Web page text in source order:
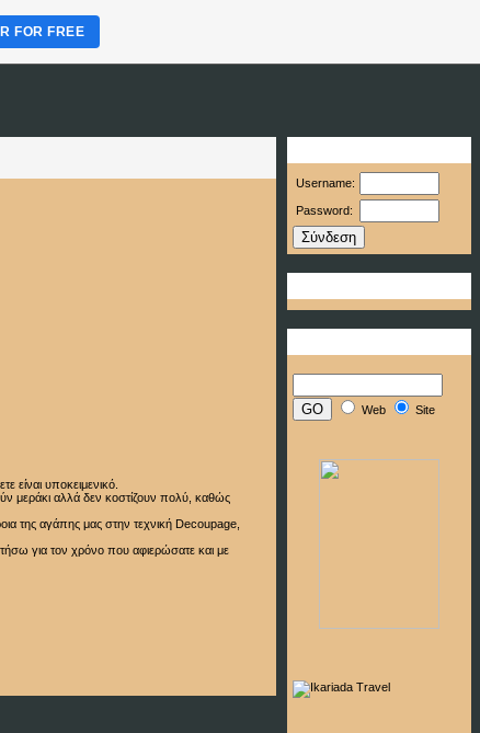
είναι υποκειμενικό.
μεράκι αλλά δεν κοστίζουν πολύ, καθώς
της αγάπης μας στην τεχνική Decoupage,
για τον χρόνο που αφιερώσατε και με
Username:
Password:
Web Site
FOR FREE